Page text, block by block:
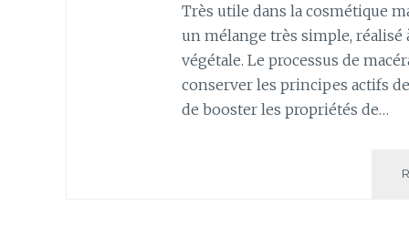
Très utile dans la cosmétique
un mélange très simple, réalisé
végétale. Le processus de
conserver les principes actifs
de booster les propriétés de…